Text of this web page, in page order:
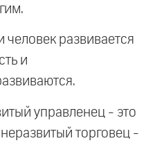
человек развивается
и
управленец - это
торговец -